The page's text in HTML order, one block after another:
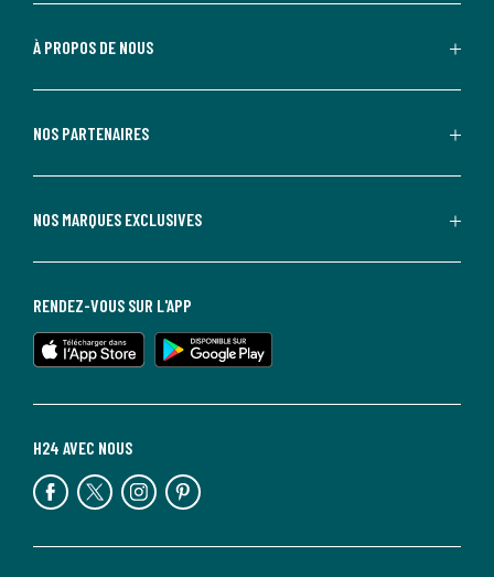
À PROPOS DE NOUS
NOS PARTENAIRES
NOS MARQUES EXCLUSIVES
H24 AVEC NOUS
RENDEZ-VOUS SUR L'APP